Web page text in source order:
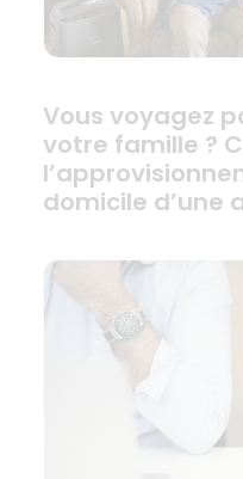
Vous voyagez
votre famille ?
domicile d’une